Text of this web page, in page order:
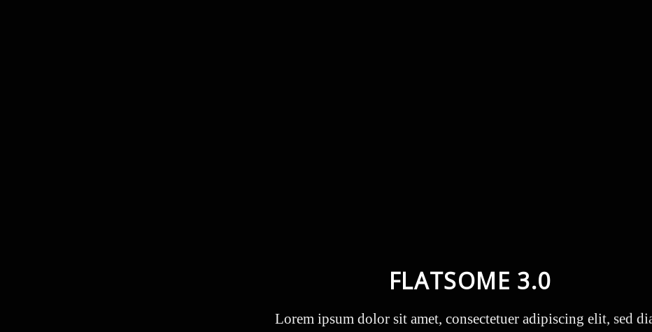
FLATSOME 3.0
Lorem ipsum dolor sit amet, consectetuer adipiscing elit, sed